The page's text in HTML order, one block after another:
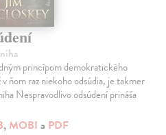
princípom demokratického
ňom raz niekoho odsúdia, je takmer
Nespravodlivo odsúdení prináša
, MOBI a PDF